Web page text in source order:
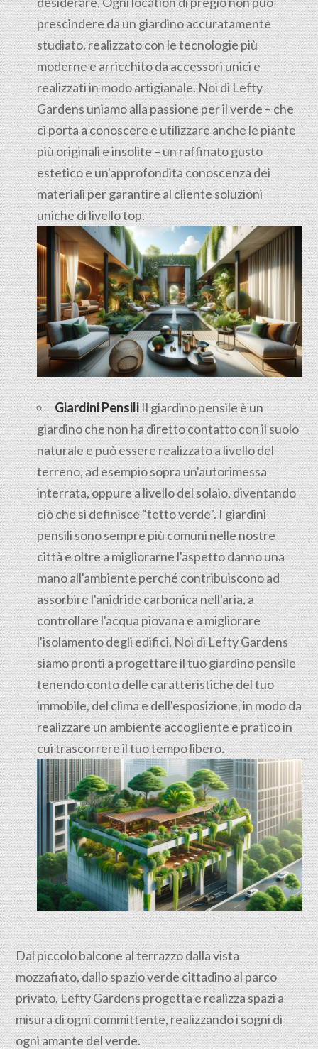
prescindere da un giardino accuratamente
studiato, realizzato con le tecnologie più
moderne e arricchito da accessori unici e
realizzati in modo artigianale. Noi di Lefty
Gardens uniamo alla passione per il verde – che
ci porta a conoscere e utilizzare anche le piante
più originali e insolite – un raffinato gusto
estetico e un'approfondita conoscenza dei
materiali per garantire al cliente soluzioni
uniche di livello top.
Giardini PensiliIlgiardino pensileè un
giardino che non ha diretto contatto con il suolo
naturale e può essere realizzato a livello del
terreno, ad esempio sopra un'autorimessa
interrata, oppure a livello del solaio, diventando
ciò che si definisce “tetto verde”. I giardini
pensili sono sempre più comuni nelle nostre
città e oltre a migliorarne l'aspetto danno una
mano all'ambiente perché contribuiscono ad
assorbire l'anidride carbonica nell'aria, a
controllare l'acqua piovana e a migliorare
l'isolamento degli edifici. Noi di Lefty Gardens
siamo pronti a progettare il tuo giardino pensile
tenendo conto delle caratteristiche del tuo
immobile, del clima e dell'esposizione, in modo da
realizzare un ambiente accogliente e pratico in
cui trascorrere il tuo tempo libero.
Dal piccolo balcone al terrazzo dalla vista
mozzafiato, dallo spazio verde cittadino al parco
privato, Lefty Gardens progetta e realizza spazi a
misura di ogni committente, realizzando i sogni di
ogni amante del verde.